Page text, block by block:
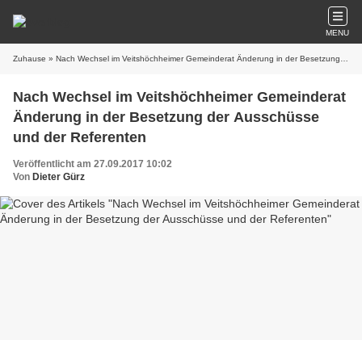
MENU
Zuhause » Nach Wechsel im Veitshöchheimer Gemeinderat Änderung in der Besetzung der Ausschüsse und der Referenten
Nach Wechsel im Veitshöchheimer Gemeinderat
Änderung in der Besetzung der Ausschüsse
und der Referenten
Veröffentlicht am 27.09.2017 10:02
Von Dieter Gürz